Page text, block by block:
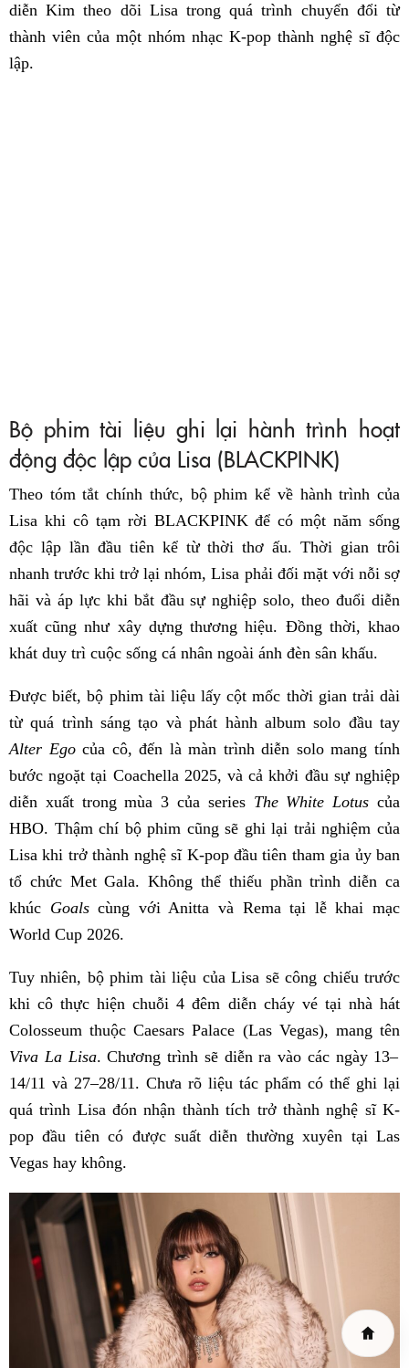
diễn Kim theo dõi Lisa trong quá trình chuyển đổi từ
thành viên của một nhóm nhạc K-pop thành nghệ sĩ độc
lập.
Bộ phim tài liệu ghi lại hành trình hoạt
động độc lập của Lisa (BLACKPINK)
Theo tóm tắt chính thức, bộ phim kể về hành trình của
Lisa khi cô tạm rời BLACKPINK để có một năm sống
độc lập lần đầu tiên kể từ thời thơ ấu. Thời gian trôi
nhanh trước khi trở lại nhóm, Lisa phải đối mặt với nỗi sợ
hãi và áp lực khi bắt đầu sự nghiệp solo, theo đuổi diễn
xuất cũng như xây dựng thương hiệu. Đồng thời, khao
khát duy trì cuộc sống cá nhân ngoài ánh đèn sân khấu.
Được biết, bộ phim tài liệu lấy cột mốc thời gian trải dài
từ quá trình sáng tạo và phát hành album solo đầu tay
Alter Egocủa cô, đến là màn trình diễn solo mang tính
bước ngoặt tại Coachella 2025, và cả khởi đầu sự nghiệp
diễn xuất trong mùa 3 của series The White Lotus của
HBO. Thậm chí bộ phim cũng sẽ ghi lại trải nghiệm của
Lisa khi trở thành nghệ sĩ K-pop đầu tiên tham gia ủy ban
tổ chức Met Gala. Không thể thiếu phần trình diễn ca
khúc Goalscùng với Anitta và Rema tại lễ khai mạc
World Cup 2026.
Tuy nhiên, bộ phim tài liệu của Lisa sẽ công chiếu trước
khi cô thực hiện chuỗi 4 đêm diễn cháy vé tại nhà hát
Colosseum thuộc Caesars Palace (Las Vegas), mang tên
Viva La Lisa. Chương trình sẽ diễn ra vào các ngày 13–
14/11 và 27–28/11. Chưa rõ liệu tác phẩm có thể ghi lại
quá trình Lisa đón nhận thành tích trở thành nghệ sĩ K-
pop đầu tiên có được suất diễn thường xuyên tại Las
Vegas hay không.